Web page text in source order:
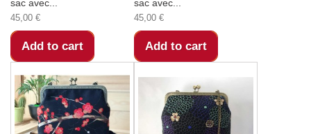
sac avec...
45,00 €
Add to cart
sac avec...
45,00 €
Add to cart